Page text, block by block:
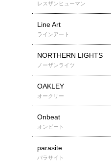
レスザンヒューマン
Line Art
ラインアート
NORTHERN LIGHTS
ノーザンライツ
OAKLEY
オークリー
Onbeat
オンビート
parasite
パラサイト